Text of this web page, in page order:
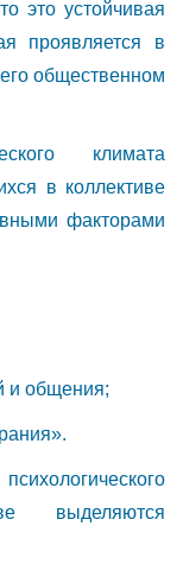
это устойчивая
проявляется в
общественном
климата
в коллективе
факторами
и общения;
выделяются